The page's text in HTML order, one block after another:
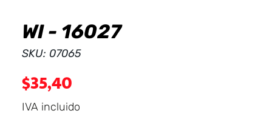
WI - 16027
SKU: 07065
$35,40
IVA incluido